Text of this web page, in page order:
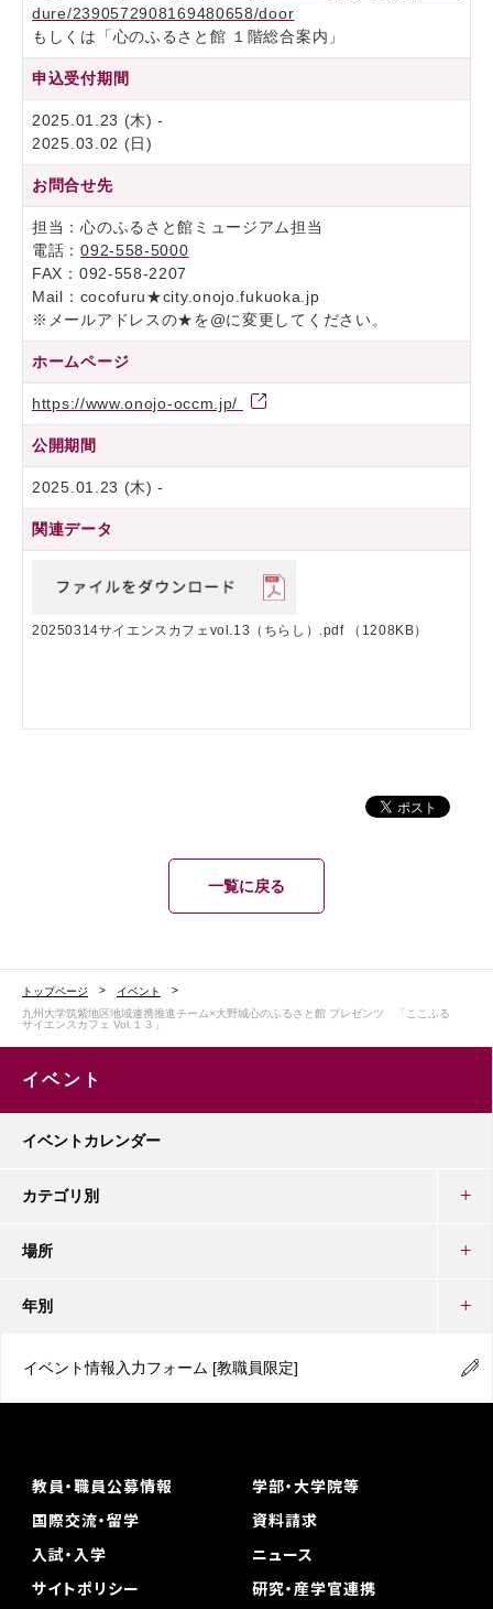
dure/2390572908169480658/door
もしくは「心のふるさと館 １階総合案内」
申込受付期間
2025.01.23 (木) -
2025.03.02 (日)
お問合せ先
担当：心のふるさと館ミュージアム担当
電話：092-558-5000
FAX：092-558-2207
Mail：cocofuru★city.onojo.fukuoka.jp
※メールアドレスの★を@に変更してください。
ホームページ
https://www.onojo-occm.jp/
公開期間
2025.01.23 (木) -
関連データ
20250314サイエンスカフェvol.13（ちらし）.pdf （1208KB）
一覧に戻る
トップページ
イベント
九州大学筑紫地区地域連携推進チーム×大野城心のふるさと館 プレゼンツ 「ここふる
サイエンスカフェ Vol.１３」
イベント
イベントカレンダー
カテゴリ別
場所
年別
イベント情報入力フォーム [教職員限定]
教員・職員公募情報
学部・大学院等
国際交流・留学
資料請求
入試・入学
ニュース
サイトポリシー
研究・産学官連携